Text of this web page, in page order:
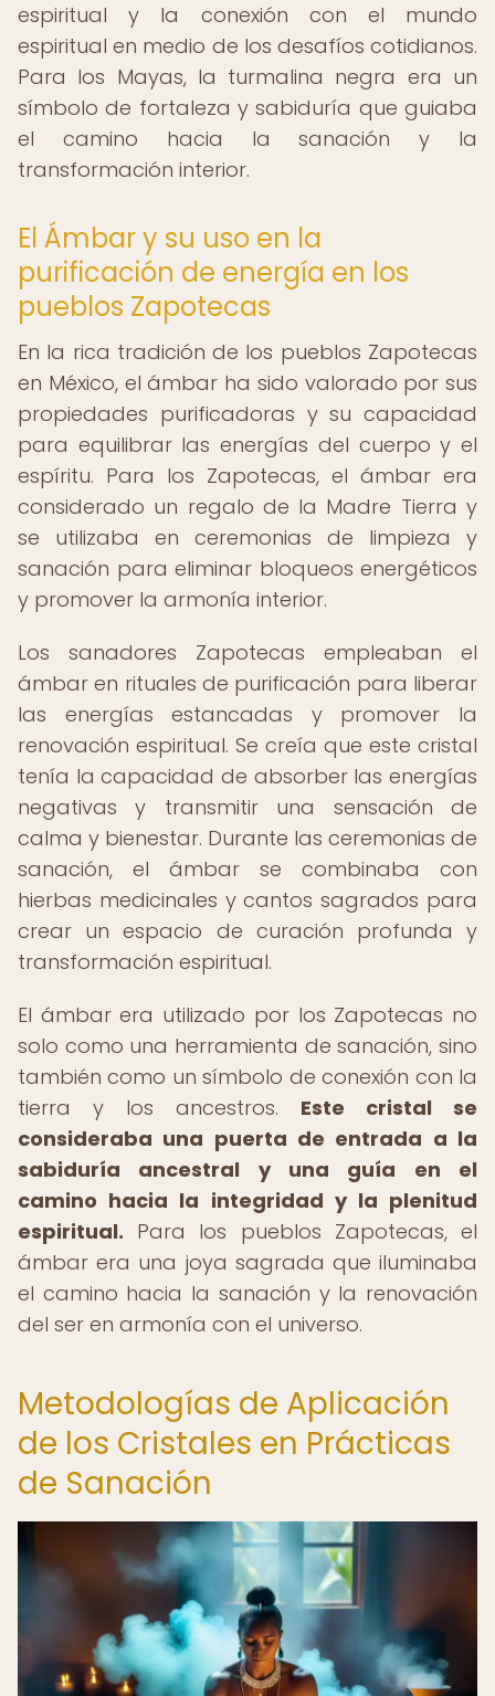
espiritual y la conexión con el mundo
espiritual en medio de los desafíos cotidianos.
Para los Mayas, la turmalina negra era un
símbolo de fortaleza y sabiduría que guiaba
el camino hacia la sanación y la
transformación interior.
El Ámbar y su uso en la
purificación de energía en los
pueblos Zapotecas
En la rica tradición de los pueblos Zapotecas
en México, el ámbar ha sido valorado por sus
propiedades purificadoras y su capacidad
para equilibrar las energías del cuerpo y el
espíritu. Para los Zapotecas, el ámbar era
considerado un regalo de la Madre Tierra y
se utilizaba en ceremonias de limpieza y
sanación para eliminar bloqueos energéticos
y promover la armonía interior.
Los sanadores Zapotecas empleaban el
ámbar en rituales de purificación para liberar
las energías estancadas y promover la
renovación espiritual. Se creía que este cristal
tenía la capacidad de absorber las energías
negativas y transmitir una sensación de
calma y bienestar. Durante las ceremonias de
sanación, el ámbar se combinaba con
hierbas medicinales y cantos sagrados para
crear un espacio de curación profunda y
transformación espiritual.
El ámbar era utilizado por los Zapotecas no
solo como una herramienta de sanación, sino
también como un símbolo de conexión con la
tierra y los ancestros. Este cristal se
consideraba una puerta de entrada a la
sabiduría ancestral y una guía en el
camino hacia la integridad y la plenitud
espiritual. Para los pueblos Zapotecas, el
ámbar era una joya sagrada que iluminaba
el camino hacia la sanación y la renovación
del ser en armonía con el universo.
Metodologías de Aplicación
de los Cristales en Prácticas
de Sanación